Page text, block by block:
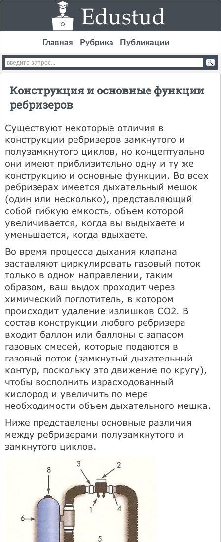
Главная Рубрика Публикации
Конструкция и основные функции
ребризеров
Существуют некоторые отличия в
конструкции ребризеров замкнутого и
полузамкнутого циклов, но концептуально
они имеют приблизительно одну и ту же
конструкцию и основные функции. Во всех
ребризерах имеется дыхательный мешок
(один или несколько), представляющий
собой гибкую емкость, объем которой
увеличивается, когда вы выдыхаете и
уменьшается, когда вдыхаете.
Во время процесса дыхания клапана
заставляют циркулировать газовый поток
только в одном направлении, таким
образом, ваш выдох проходит через
химический поглотитель, в котором
происходит удаление излишков СО2. В
состав конструкции любого ребризера
входит баллон или баллоны с запасом
газовых смесей, которые подаются в
газовый поток (замкнутый дыхательный
контур, поскольку это движение по кругу),
чтобы восполнить израсходованный
кислород и увеличить по мере
необходимости объем дыхательного мешка.
Ниже представлены основные различия
между ребризерами полузамкнутого и
замкнутого циклов.